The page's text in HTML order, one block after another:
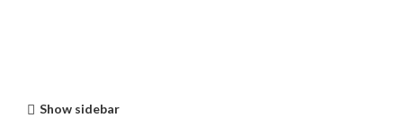
Show sidebar